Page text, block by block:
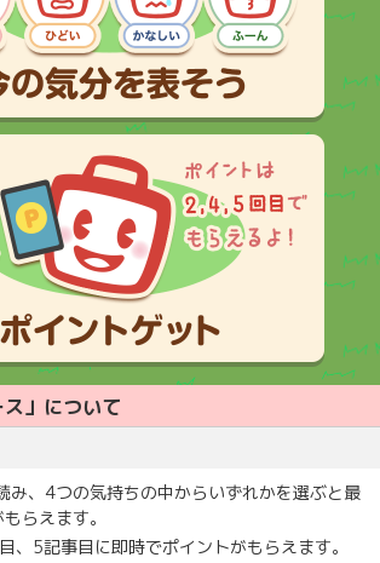
ス」について
み、4つの気持ちの中からいずれかを選ぶと最
らえます。
、5記事目に即時でポイントがもらえます。